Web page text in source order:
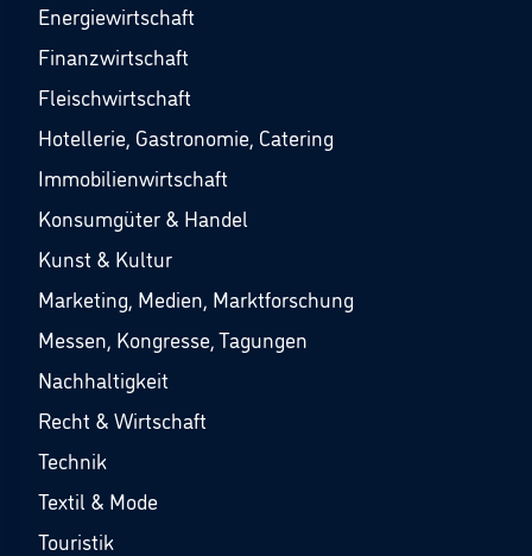
Energiewirtschaft
Finanzwirtschaft
Fleischwirtschaft
Hotellerie, Gastronomie, Catering
Immobilienwirtschaft
Konsumgüter & Handel
Kunst & Kultur
Marketing, Medien, Marktforschung
Messen, Kongresse, Tagungen
Nachhaltigkeit
Recht & Wirtschaft
Technik
Textil & Mode
Touristik